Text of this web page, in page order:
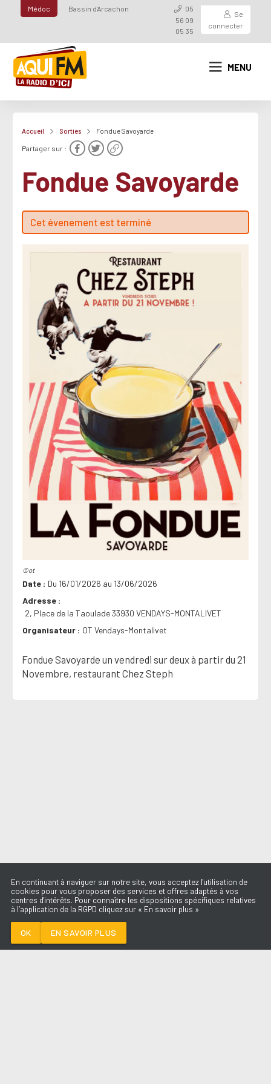
Médoc Bassin d'Arcachon
05
56 09
05 35
Se
connecter
MENU
Accueil Sorties Fondue Savoyarde
Partager sur :
Fondue Savoyarde
Cet évenement est terminé
©ot
Date
Du 16/01/2026 au 13/06/2026
Adresse
2, Place de la Taoulade 33930 VENDAYS-MONTALIVET
Organisateur
OT Vendays-Montalivet
Fondue Savoyarde un vendredi sur deux à partir du 21
Novembre, restaurant Chez Steph
En continuant à naviguer sur notre site, vous acceptez l'utilisation de
cookies pour vous proposer des services et offres adaptés à vos
centres d'intérêts. Pour connaître les dispositions spécifiques relatives
à l’application de la RGPD cliquez sur « En savoir plus »
OK EN SAVOIR PLUS